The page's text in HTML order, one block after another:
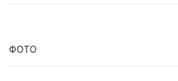
ФОТО